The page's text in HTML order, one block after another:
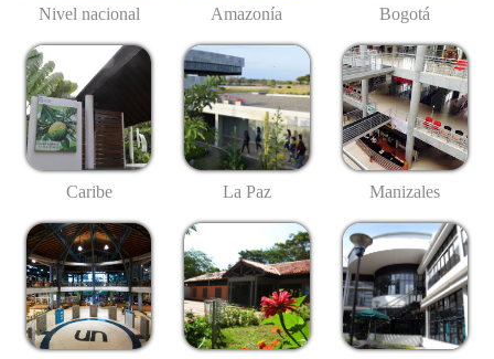
Nivel nacional Amazonía Bogotá
Caribe La Paz Manizales